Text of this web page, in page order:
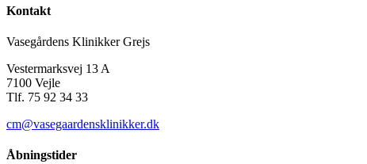
Kontakt
Vasegårdens Klinikker Grejs
Vestermarksvej 13 A
7100 Vejle
Tlf. 75 92 34 33
cm@vasegaardensklinikker.dk
Åbningstider